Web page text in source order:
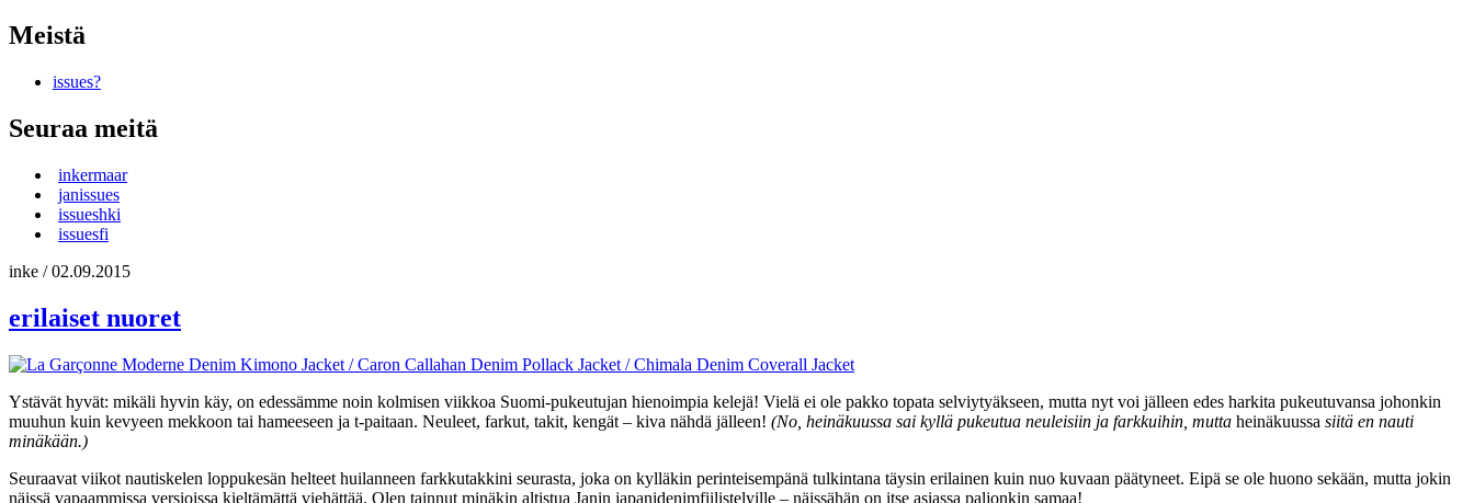
Meistä
issues?
Seuraa meitä
inkermaar
janissues
issueshki
issuesfi
inke /02.09.2015
erilaiset nuoret
Ystävät hyvät: mikäli hyvin käy, on edessämme noin kolmisen viikkoa Suomi-pukeutujan hienoimpia kelejä! Vielä ei ole pakko topata selviytyäkseen, mutta nyt voi jälleen edes harkita pukeutuvansa johonkin
muuhun kuin kevyeen mekkoon tai hameeseen ja t-paitaan. Neuleet, farkut, takit, kengät – kiva nähdä jälleen! (No, heinäkuussa sai kyllä pukeutua neuleisiin ja farkkuihin, mutta heinäkuussa siitä en nauti
minäkään.)
Seuraavat viikot nautiskelen loppukesän helteet huilanneen farkkutakkini seurasta, joka on kylläkin perinteisempänä tulkintana täysin erilainen kuin nuo kuvaan päätyneet. Eipä se ole huono sekään, mutta jokin
näissä vapaammissa versioissa kieltämättä viehättää. Olen tainnut minäkin altistua Janin japanidenimfiilistelyille – näissähän on itse asiassa paljonkin samaa!